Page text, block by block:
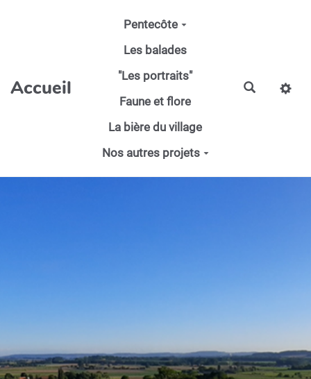
Aller au contenu principal
Accueil
Pentecôte
Les balades
"Les portraits"
Faune et flore
La bière du village
Nos autres projets